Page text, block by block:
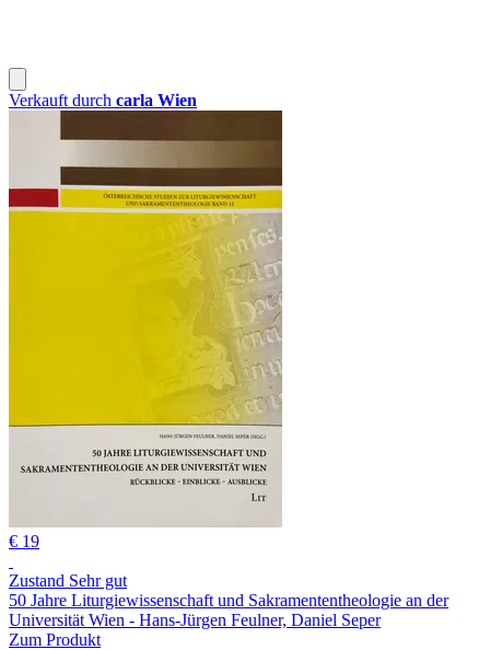
Verkauft durch carla Wien
€ 19
Zustand Sehr gut
50 Jahre Liturgiewissenschaft und Sakramententheologie an der
Universität Wien - Hans-Jürgen Feulner, Daniel Seper
Zum Produkt